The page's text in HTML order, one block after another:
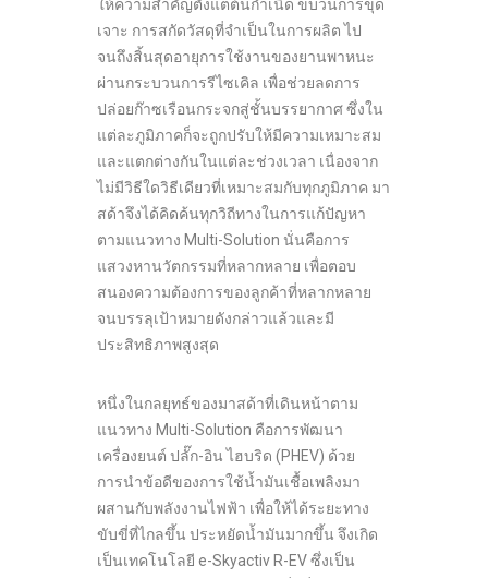
ให้ความสำคัญตั้งแต่ต้นกำเนิด ขบวนการขุด
เจาะ การสกัดวัสดุที่จำเป็นในการผลิต ไป
จนถึงสิ้นสุดอายุการใช้งานของยานพาหนะ
ผ่านกระบวนการรีไซเคิล เพื่อช่วยลดการ
ปล่อยก๊าซเรือนกระจกสู่ชั้นบรรยากาศ ซึ่งใน
แต่ละภูมิภาคก็จะถูกปรับให้มีความเหมาะสม
และแตกต่างกันในแต่ละช่วงเวลา เนื่องจาก
ไม่มีวิธีใดวิธีเดียวที่เหมาะสมกับทุกภูมิภาค มา
สด้าจึงได้คิดค้นทุกวิถีทางในการแก้ปัญหา
ตามแนวทาง Multi-Solution นั่นคือการ
แสวงหานวัตกรรมที่หลากหลาย เพื่อตอบ
สนองความต้องการของลูกค้าที่หลากหลาย
จนบรรลุเป้าหมายดังกล่าวแล้วและมี
ประสิทธิภาพสูงสุด
หนึ่งในกลยุทธ์ของมาสด้าที่เดินหน้าตาม
แนวทาง Multi-Solution คือการพัฒนา
เครื่องยนต์ ปลั๊ก-อิน ไฮบริด (PHEV) ด้วย
การนำข้อดีของการใช้น้ำมันเชื้อเพลิงมา
ผสานกับพลังงานไฟฟ้า เพื่อให้ได้ระยะทาง
ขับขี่ที่ไกลขึ้น ประหยัดน้ำมันมากขึ้น จึงเกิด
เป็นเทคโนโลยี e-Skyactiv R-EV ซึ่งเป็น